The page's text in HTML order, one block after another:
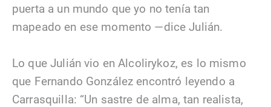
puerta a un mundo que yo no tenía tan
mapeado en ese momento —dice Julián.
Lo que Julián vio en Alcolirykoz, es lo mismo
que Fernando González encontró leyendo a
Carrasquilla: “Un sastre de alma, tan realista,